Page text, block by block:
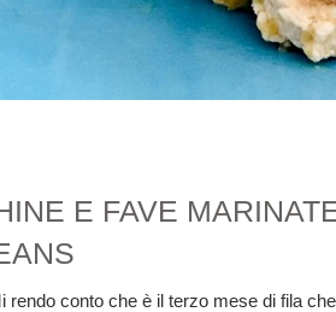
E FAVE
rendo conto che è il terzo mese di fila